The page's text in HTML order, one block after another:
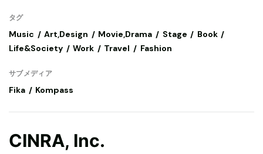
タグ
Music Art,Design Movie,Drama Stage
Book
Life&Society
Work Travel Fashion
サブメディア
Fika Kompass
CINRA, Inc.